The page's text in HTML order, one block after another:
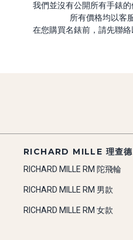
我們並沒有公開所有手錶的
所有價格均以客
在您購買名錶前，請先聯絡
RICHARD MILLE 理查德
RICHARD MILLE RM 陀飛輪
RICHARD MILLE RM 男款
RICHARD MILLE RM 女款